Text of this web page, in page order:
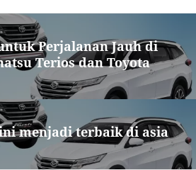
Perjalanan Jauh di
Terios dan Toyota
menjadi terbaik di asia